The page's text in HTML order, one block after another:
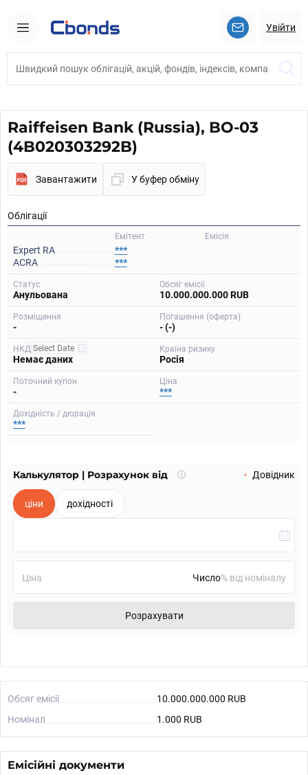
Увійти
Raiffeisen Bank (Russia), BO-03
(4B020303292B)
Завантажити У буфер обміну
Облігації
Емісія
Емітент
Expert RA
***
ACRA
***
Статус
Анульована
Обсяг емісії
10.000.000.000 RUB
Розміщення
-
Погашення (оферта)
- (-)
НКД
Немає даних
Країна ризику
Росія
Поточний купон
-
Ціна
***
Дохідність / дюрація
***
Калькулятор | Розрахунок від
Що
Довідник
ціни дохідності
Ціна % від номіналу
Розрахувати
Обсяг емісії
10.000.000.000 RUB
Номінал
1.000 RUB
Емісійні документи